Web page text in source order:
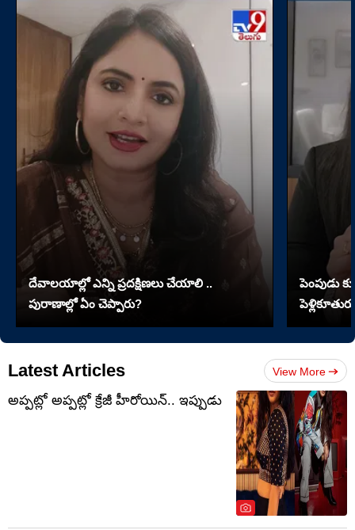
దేవాలయాల్లో ఎన్ని ప్రదక్షిణలు చేయాలి ..
పురాణాల్లో ఏం చెప్పారు?
పెంపుడు
పెళ్లికూతురు
Latest Articles View More
అప్పట్లో అప్పట్లో క్రేజీ హీరోయిన్.. ఇప్పుడు